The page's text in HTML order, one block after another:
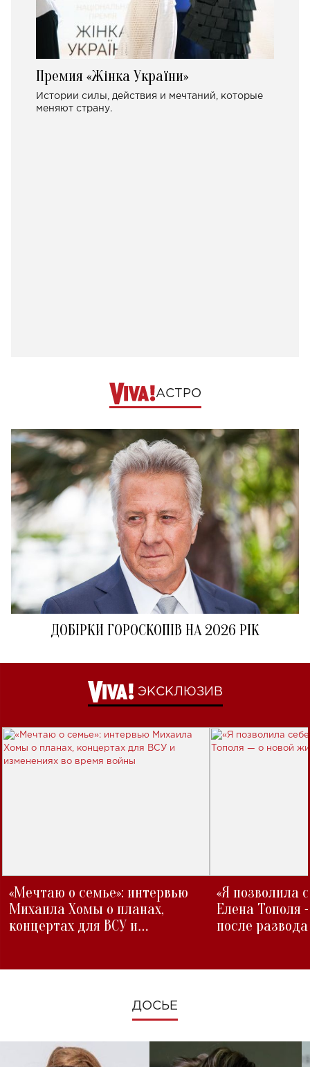
Премия «Жінка України»
Истории силы, действия и мечтаний, которые
меняют страну.
АСТРО
ДОБІРКИ ГОРОСКОПІВ НА 2026 РІК
ЭКСКЛЮЗИВ
«Мечтаю о семье»: интервью
Михаила Хомы о планах,
концертах для ВСУ и
«Я позволила
Елена Тополя
после развода
ДОСЬЕ